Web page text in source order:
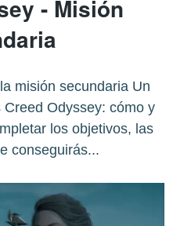
- Misión
misión secundaria Un
Odyssey: cómo y
los objetivos, las
conseguirás...